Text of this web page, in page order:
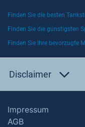
Finden Sie die besten
Finden Sie die günstigsten
Finden Sie Ihre bevorzugte
Disclaimer
Impressum
AGB